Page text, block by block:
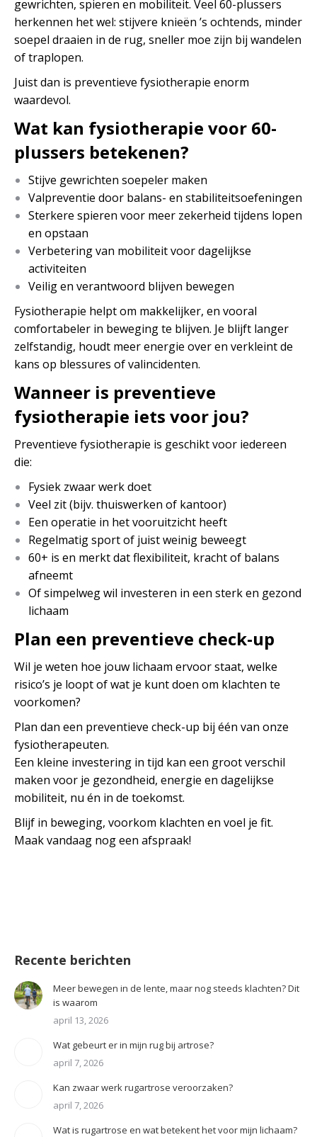
gewrichten, spieren en mobiliteit. Veel 60-plussers
herkennen het wel: stijvere knieën ’s ochtends, minder
soepel draaien in de rug, sneller moe zijn bij wandelen
of traplopen.
Juist dan is preventieve fysiotherapie enorm
waardevol.
Wat kan fysiotherapie voor 60-
plussers betekenen?
Stijve gewrichten soepeler maken
Valpreventie door balans- en stabiliteitsoefeningen
Sterkere spieren voor meer zekerheid tijdens lopen
en opstaan
Verbetering van mobiliteit voor dagelijkse
activiteiten
Veilig en verantwoord blijven bewegen
Fysiotherapie helpt om makkelijker, en vooral
comfortabeler in beweging te blijven. Je blijft langer
zelfstandig, houdt meer energie over en verkleint de
kans op blessures of valincidenten.
Wanneer is preventieve
fysiotherapie iets voor jou?
Preventieve fysiotherapie is geschikt voor iedereen
die:
Fysiek zwaar werk doet
Veel zit (bijv. thuiswerken of kantoor)
Een operatie in het vooruitzicht heeft
Regelmatig sport of juist weinig beweegt
60+ is en merkt dat flexibiliteit, kracht of balans
afneemt
Of simpelweg wil investeren in een sterk en gezond
lichaam
Plan een preventieve check-up
Wil je weten hoe jouw lichaam ervoor staat, welke
risico’s je loopt of wat je kunt doen om klachten te
voorkomen?
Plan dan een preventieve check-up bij één van onze
fysiotherapeuten.
Een kleine investering in tijd kan een groot verschil
maken voor je gezondheid, energie en dagelijkse
mobiliteit, nu én in de toekomst.
Blijf in beweging, voorkom klachten en voel je fit.
Maak vandaag nog een afspraak!
Recente berichten
Meer bewegen in de lente, maar nog steeds klachten? Dit
is waarom
april 13, 2026
Wat gebeurt er in mijn rug bij artrose?
april 7, 2026
Kan zwaar werk rugartrose veroorzaken?
april 7, 2026
Wat is rugartrose en wat betekent het voor mijn lichaam?